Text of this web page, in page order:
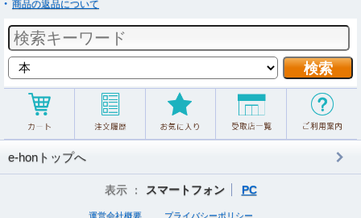
商品の返品について
e-honトップへ
表示 ： スマートフォン PC
運営会社概要 プライバシーポリシー